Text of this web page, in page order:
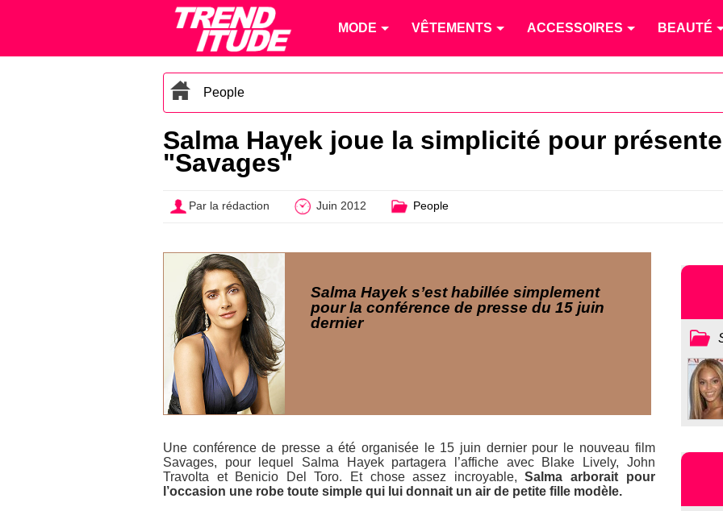
MODE VÊTEMENTS ACCESSOIRES BEAUTÉ
People
Salma Hayek joue la simplicité pour
"Savages"
Par la rédaction Juin 2012 People
Salma Hayek s’est habillée simplement
pour la conférence de presse du 15 juin
dernier
Une conférence de presse a été organisée le 15 juin dernier pour le nouveau film
Savages, pour lequel Salma Hayek partagera l’affiche avec Blake Lively, John
Travolta et Benicio Del Toro. Et chose assez incroyable,Salma arborait pour
l’occasion une robe toute simple qui lui donnait un air de petite fille modèle.